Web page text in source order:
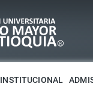
INSTITUCIONAL